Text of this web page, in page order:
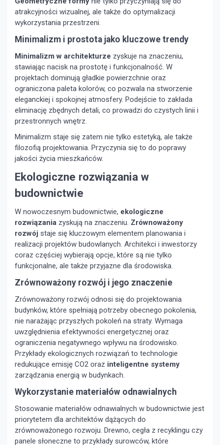
atrakcyjności wizualnej, ale także do optymalizacji
wykorzystania przestrzeni.
Minimalizm i prostota jako kluczowe trendy
Minimalizm w architekturze zyskuje na znaczeniu,
stawiając nacisk na prostotę i funkcjonalność. W
projektach dominują gładkie powierzchnie oraz
ograniczona paleta kolorów, co pozwala na stworzenie
eleganckiej i spokojnej atmosfery. Podejście to zakłada
eliminację zbędnych detali, co prowadzi do czystych linii i
przestronnych wnętrz.
Minimalizm staje się zatem nie tylko estetyką, ale także
filozofią projektowania. Przyczynia się to do poprawy
jakości życia mieszkańców.
Ekologiczne rozwiązania w
budownictwie
W nowoczesnym budownictwie, ekologiczne
rozwiązania zyskują na znaczeniu. Zrównoważony
rozwój staje się kluczowym elementem planowania i
realizacji projektów budowlanych. Architekci i inwestorzy
coraz częściej wybierają opcje, które są nie tylko
funkcjonalne, ale także przyjazne dla środowiska.
Zrównoważony rozwój i jego znaczenie
Zrównoważony rozwój odnosi się do projektowania
budynków, które spełniają potrzeby obecnego pokolenia,
nie narażając przyszłych pokoleń na straty. Wymaga
uwzględnienia efektywności energetycznej oraz
ograniczenia negatywnego wpływu na środowisko.
Przykłady ekologicznych rozwiązań to technologie
redukujące emisję CO2 oraz inteligentne systemy
zarządzania energią w budynkach.
Wykorzystanie materiałów odnawialnych
Stosowanie materiałów odnawialnych w budownictwie jest
priorytetem dla architektów dążących do
zrównoważonego rozwoju. Drewno, cegła z recyklingu czy
panele słoneczne to przykłady surowców, które